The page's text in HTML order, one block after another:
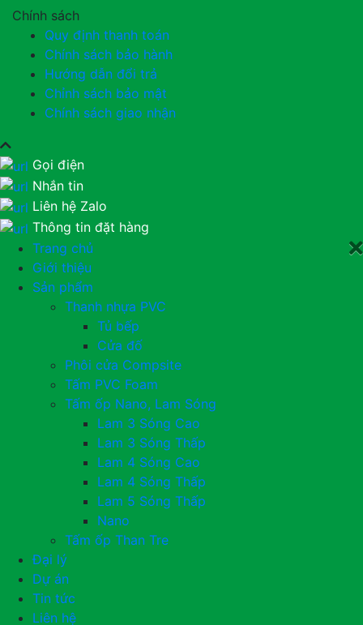
Chính sách
Quy định thanh toán
Chính sách bảo hành
Hướng dẫn đổi trả
Chỉnh sách bảo mật
Chính sách giao nhận
Gọi điện
Nhắn tin
Liên hệ Zalo
Thông tin đặt hàng
Trang chủ
Giới thiệu
Sản phẩm
Thanh nhựa PVC
Tủ bếp
Cửa đố
Phôi cửa Compsite
Tấm PVC Foam
Tấm ốp Nano, Lam Sóng
Lam 3 Sóng Cao
Lam 3 Sóng Thấp
Lam 4 Sóng Cao
Lam 4 Sóng Thấp
Lam 5 Sóng Thấp
Nano
Tấm ốp Than Tre
Đại lý
Dự án
Tin tức
Liên hệ